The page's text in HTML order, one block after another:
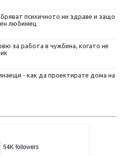
психичното ни здраве и защо
любимец
за работа в чужбина, когато не
- как да проектирате дома на